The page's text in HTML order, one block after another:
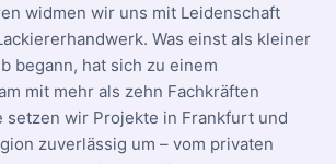
widmen wir uns mit Leidenschaft
Was einst als kleiner
begann, hat sich zu einem
mit mehr als zehn Fachkräften
setzen wir Projekte in Frankfurt und
zuverlässig um – vom privaten